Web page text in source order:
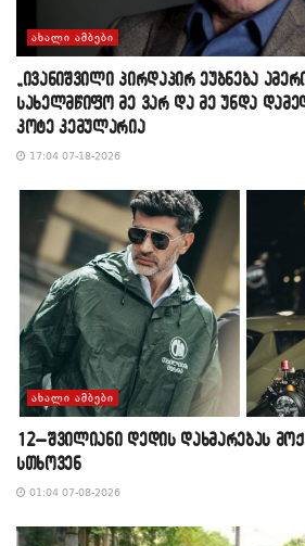
ᲐᲮᲐᲚᲘ ᲐᲛᲑᲔᲑᲘ
„ივანიშვილი პირდაპირ ეუბნება
სახელმწიფო მე ვარ და მე უნდა
კოტე კემულარია
17:04 07-18-2026
ᲐᲮᲐᲚᲘ ᲐᲛᲑᲔᲑᲘ
12–შვილიანი დედის დახმარებას
სთხოვენ
01:04 07-08-2026